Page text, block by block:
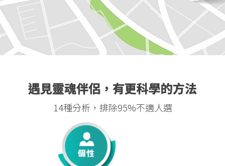
遇見靈魂伴侶，有更科學的方法
14種分析，排除95%不適人選